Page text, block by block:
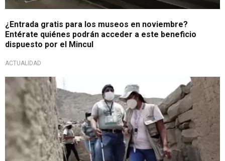
¿Entrada gratis para los museos en noviembre?
Entérate quiénes podrán acceder a este beneficio
dispuesto por el Mincul
ACTUALIDAD
Ministerio de Cultura